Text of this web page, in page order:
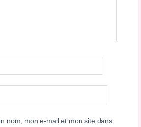
nom, mon e-mail et mon site dans